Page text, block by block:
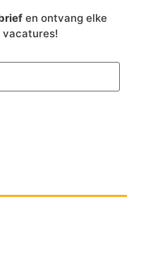
en ontvang elke
vacatures!